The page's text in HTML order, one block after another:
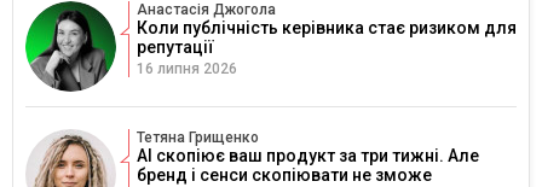
Анастасія Джогола
Коли публічність керівника стає ризиком для
репутації
16 липня 2026
Тетяна Грищенко
AI скопіює ваш продукт за три тижні. Але
бренд і сенси скопіювати не зможе